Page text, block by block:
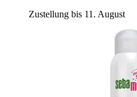
Zustellung bis 11. August